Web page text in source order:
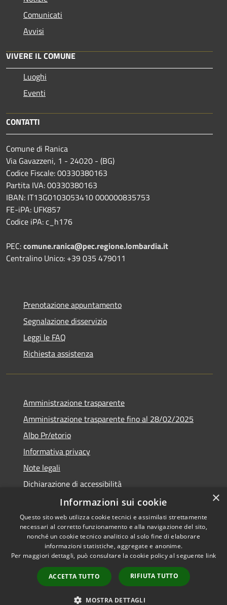
Comunicati
Avvisi
VIVERE IL COMUNE
Luoghi
Eventi
CONTATTI
Comune di Ranica
Via Gavazzeni, 1 - 24020 - (BG)
Codice Fiscale: 00330380163
Partita IVA: 00330380163
IBAN: IT13G0103053410 000000835753
FE-iPA: UFK857
Codice iPA: c_h176
PEC:comune.ranica@pec.regione.lombardia.it
Centralino Unico: +39 035 479011
Prenotazione appuntamento
Segnalazione disservizio
Leggi le FAQ
Richiesta assistenza
Amministrazione trasparente
Amministrazione trasparente fino al 28/02/2025
Albo Pr/etorio
Informativa privacy
Note legali
Dichiarazione di accessibilità
Obiettivi di accessibilità
RSS
Accessibilità
Copyright © 2026 • Comune di
Municipium•
Accesso
redazione
×
Informazioni sui cookie
Questo sito web utilizza cookie tecnici e assimilati strettamente
necessari al corretto funzionamento e alla navigazione del sito,
nonché un cookie tecnico analitico al solo fine di elaborare
informazioni statistiche, aggregate e anonime.
Per maggiori dettagli, può consultare la cookie policy al seguente link
ACCETTA TUTTO RIFIUTA TUTTO
MOSTRA DETTAGLI